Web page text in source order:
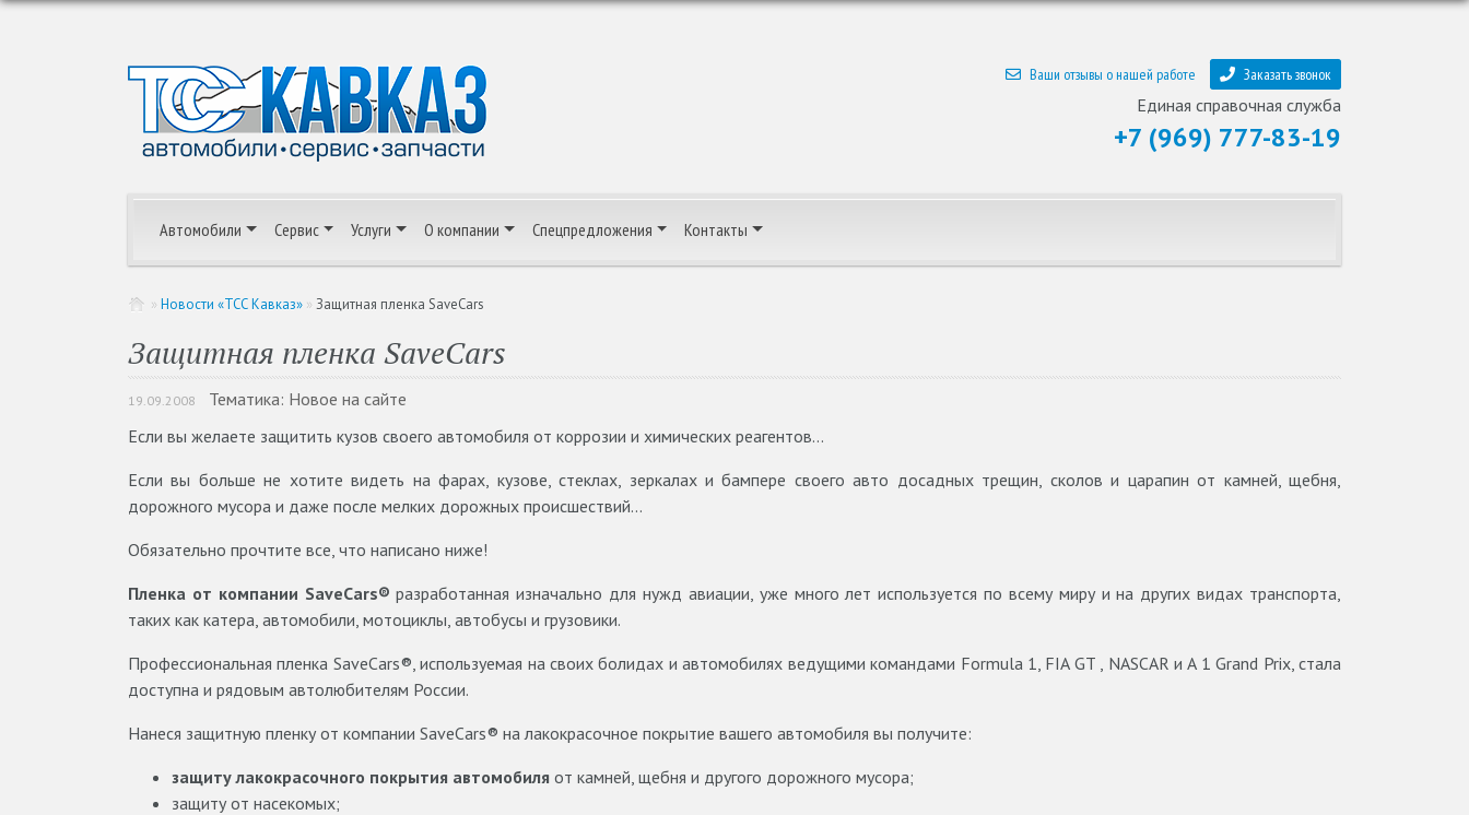
Ваши отзывы о нашей работе Заказать звонок
Единая справочная служба
+7 (969) 777-83-19
Автомобили Сервис Услуги О компании Спецпредложения Контакты
» Новости «ТСС Кавказ» » Защитная пленка SaveCars
Защитная пленка SaveCars
19.09.2008
Тематика: Новое на сайте
Если вы желаете защитить кузов своего автомобиля от коррозии и химических реагентов...
Если вы больше не хотите видеть на фарах, кузове, стеклах, зеркалах и бампере своего авто досадных трещин, сколов и царапин от камней, щебня,
дорожного мусора и даже после мелких дорожных происшествий...
Обязательно прочтите все, что написано ниже!
Пленка от компании SaveCars® разработанная изначально для нужд авиации, уже много лет используется по всему миру и на других видах транспорта,
таких как катера, автомобили, мотоциклы, автобусы и грузовики.
Профессиональная пленка SaveCars®, используемая на своих болидах и автомобилях ведущими командами Formula 1, FIA GT , NASCAR и A 1 Grand Prix, стала
доступна и рядовым автолюбителям России.
Нанеся защитную пленку от компании SaveCars® на лакокрасочное покрытие вашего автомобиля вы получите:
защиту лакокрасочного покрытия автомобиля от камней, щебня и другого дорожного мусора;
защиту от насекомых;